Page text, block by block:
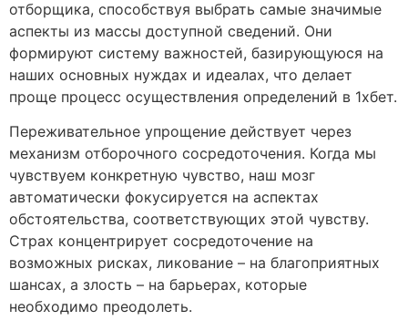
отборщика, способствуя выбрать самые значимые
аспекты из массы доступной сведений. Они
формируют систему важностей, базирующуюся на
наших основных нуждах и идеалах, что делает
проще процесс осуществления определений в 1хбет.
Переживательное упрощение действует через
механизм отборочного сосредоточения. Когда мы
чувствуем конкретную чувство, наш мозг
автоматически фокусируется на аспектах
обстоятельства, соответствующих этой чувству.
Страх концентрирует сосредоточение на
возможных рисках, ликование – на благоприятных
шансах, а злость – на барьерах, которые
необходимо преодолеть.